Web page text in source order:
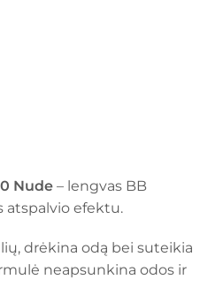
Nude – lengvas BB
atspalvio efektu.
drėkina odą bei suteikia
neapsunkina odos ir